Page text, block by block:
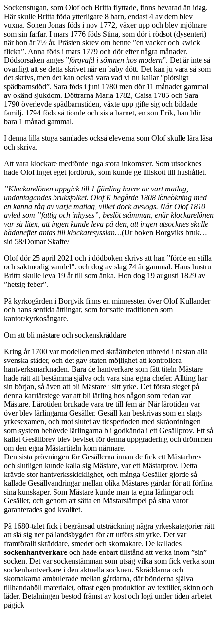
Sockenstugan, som Olof och Britta flyttade, finns bevarad än idag.
Här skulle Britta föda ytterligare 8 barn, endast 4 av dem blev
vuxna. Sonen Jonas föds i nov 1772, växer upp och blev mjölnare
som sin farfar. I mars 1776 föds Stina, som dör i rödsot (dysenteri)
när hon är 7½ år. Prästen skrev om henne ”en vacker och kwick
flicka”. Anna föds i mars 1779 och dör efter några månader.
Dödsorsaken anges ”förqvafd i sömnen hos modern”. Det är inte så
ovanligt att se detta skrivet när en baby dött. Det kan ju vara så som
det skrivs, men det kan också vara vad vi nu kallar ”plötsligt
spädbarnsdöd”. Sara föds i juni 1780 men dör 11 månader gammal
av okänd sjukdom. Döttrarna Maria 1782, Caisa 1785 och Sara
1790 överlevde spädbarnstiden, växte upp gifte sig och bildade
familj. 1794 föds så tionde och sista barnet, en son Erik, han blir
bara 1 månad gammal.
I denna lilla stuga samlades också eleverna som Olof skulle lära läsa
och skriva.
Att vara klockare medförde inga stora inkomster. Som utsocknes
hade Olof inget eget jordbruk, som kunde ge tillskott till hushållet.
”Klockarelönen uppgick till 1 fjärding havre av vart matlag,
undantagandes bruksfolket. Olof K begärde 1808 löneökning med
en kanna råg av varje matlag, vilket dock avslogs. När Olof 1810
avled som ”fattig och inhyses”, beslöt stämman, enär klockarelönen
var så liten, att ingen kunde leva på den, att ingen utsocknes skulle
hädanefter antas till klockaresysslan…(Ur boken Borgviks bruk…
sid 58/Domar Skafte/
Olof dör 25 april 2021 och i dödboken skrivs att han ”förde en stilla
och saktmodig vandel”. och dog av slag 74 år gammal. Hans hustru
Britta skulle leva 19 år till som änka. Hon dog 19 augusti 1829 av
”hetsig feber”.
På kyrkogården i Borgvik finns en minnessten över Olof Kullander
och hans sentida ättlingar, som fortsatte traditionen som
kantor/kyrkosångare.
Om att bli mästare och sockenskräddare.
Kring år 1700 var modellen med skråämbeten utbredd i nästan alla
svenska städer, och det gav staten möjlighet att kontrollera
hantverksmarknaden. Bara de hantverkare som fått titeln Mästare
hade rätt att bestämma själva och vara sina egna chefer. Allting har
sin början, så även att bli Mästare i sitt yrke. Det första steget på
denna karriärstege var att bli lärling hos någon som redan var
Mästare. Lärotiden brukade vara tre till fem år. När lärotiden var
över blev lärlingarna Gesäller. Gesäll kan beskrivas som en slags
yrkesexamen, och mot slutet av tidsperioden med skråordningen
som system behövde lärlingarna bli godkända i ett Gesällprov. Ett så
kallat Gesällbrev blev beviset för denna uppgradering och drömmen
om den egna Mästartiteln kom närmare.
Den sista prövningen för Gesällerna innan de fick ett Mästarbrev
och slutligen kunde kalla sig Mästare, var ett Mästarprov. Detta
krävde stor hantverksskicklighet, och många Gesäller gjorde så
kallade Gesällvandringar mellan olika Mästares gårdar för att förfina
sina kunskaper. Som Mästare kunde man ta egna lärlingar och
Gesäller, och genom att sätta en Mästarstämpel på sina varor
garanterades god kvalitet.
På 1680-talet fick i begränsad utsträckning några yrkeskategorier rätt
att slå sig ner på landsbygden för att utförs sitt yrke. Det var
framförallt skräddare, smeder och skomakare. De kallades
sockenhantverkare och hade enbart tillstånd att verka inom ”sin”
socken. Det var sockenstämman som utsåg vilka som fick verka som
sockenhantverkare i den aktuella socknen. Skräddarna och
skomakarna ambulerade mellan gårdarna, där bönderna själva
tillhandahöll materialet, oftast egen produktion av textilier, skinn och
läder. Betalningen bestod främst av kost och logi under tiden arbetet
pågick